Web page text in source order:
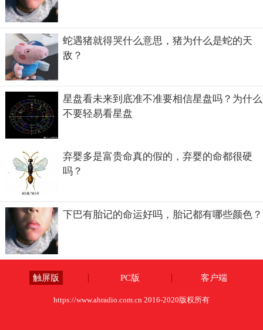
蛇遇猪就得哭什么意思，猪为什么是蛇的天
敌？
星盘看未来到底准不准要相信星盘吗？为什么
不要轻易看星盘
弃婴多是富贵命真的假的，弃婴的命都很硬
吗？
下巴有胎记的命运好吗，胎记都有哪些颜色？
触屏版 PC版 客户端
https://www.ahradio.com.cn 2016-2020版权所有